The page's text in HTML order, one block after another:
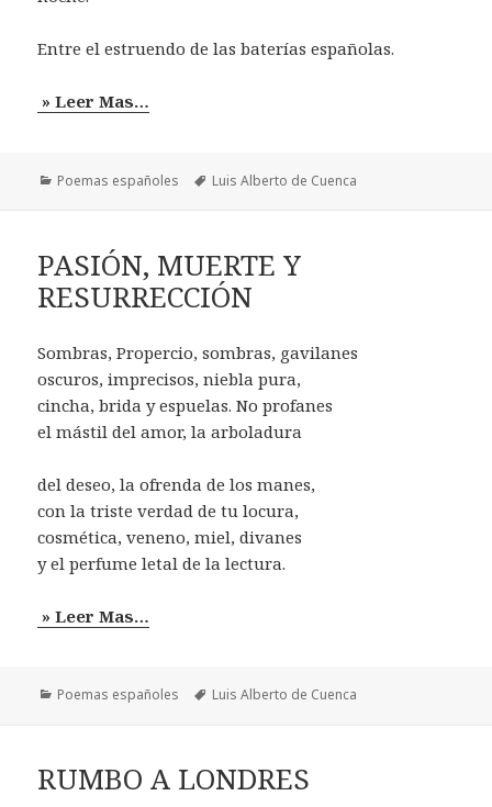
Entre el estruendo de las baterías españolas.
» Leer Mas…
Categorías
Poemas españoles Etiquetas
Luis Alberto de Cuenca
PASIÓN, MUERTE Y
RESURRECCIÓN
Sombras, Propercio, sombras, gavilanes
oscuros, imprecisos, niebla pura,
cincha, brida y espuelas. No profanes
el mástil del amor, la arboladura
del deseo, la ofrenda de los manes,
con la triste verdad de tu locura,
cosmética, veneno, miel, divanes
y el perfume letal de la lectura.
» Leer Mas…
Categorías
Poemas españoles Etiquetas
Luis Alberto de Cuenca
RUMBO A LONDRES